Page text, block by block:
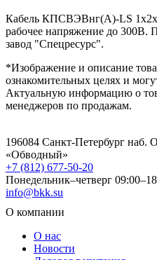
Кабель КПСВЭВнг(А)-LS
рабочее напряжение до 300В.
завод "Спецресурс".
*Изображение и описание
ознакомительных целях и
Актуальную информацию о
менеджеров по продажам.
196084 Санкт-Петербург наб.
«Обводный»
+7 (812) 677-50-20
Понедельник–четверг
info@bkk.su
О компании
О нас
Новости